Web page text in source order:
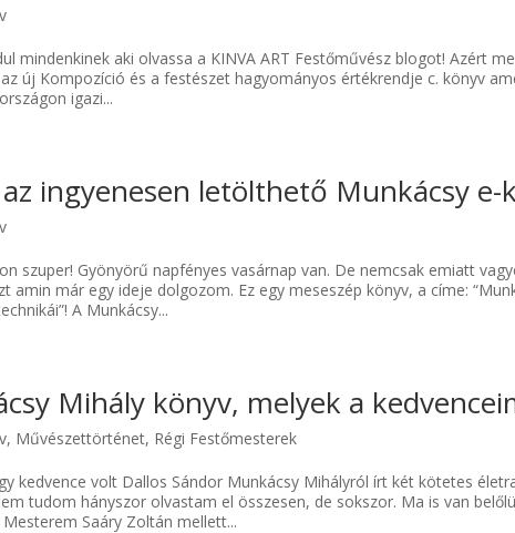
mindenkinek aki olvassa a KINVA ART Festőművész blogot! Azért
új Kompozíció és a festészet hagyományos értékrendje c. könyv
igazi...
ingyenesen letölthető Munkácsy e-
szuper! Gyönyörű napfényes vasárnap van. De nemcsak emiatt
amin már egy ideje dolgozom. Ez egy meseszép könyv, a címe:
A Munkácsy...
Mihály könyv, melyek a
, Művészettörténet, Régi Festőmesterek
kedvence volt Dallos Sándor Munkácsy Mihályról írt két kötetes
tudom hányszor olvastam el összesen, de sokszor. Ma is van
Saáry Zoltán mellett...